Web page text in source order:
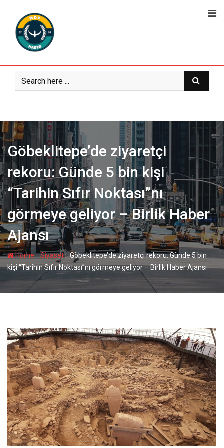
content
Göbeklitepe’de ziyaretçi
rekoru: Günde 5 bin kişi
“Tarihin Sıfır Noktası”nı
görmeye geliyor – Birlik Haber
Ajansı
Home-Siyaset-Göbeklitepe’de ziyaretçi rekoru: Günde 5 bin
kişi “Tarihin Sıfır Noktası”nı görmeye geliyor – Birlik Haber Ajansı